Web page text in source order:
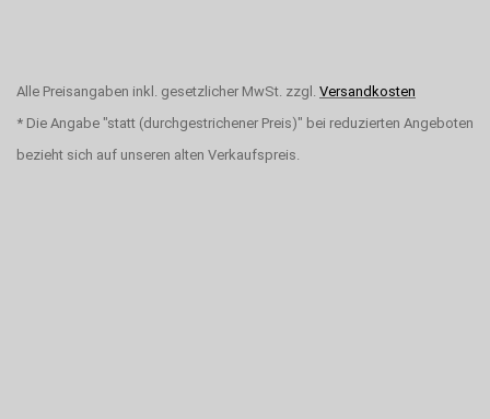
Alle Preisangaben inkl. gesetzlicher MwSt. zzgl. Versandkosten
* Die Angabe "statt (durchgestrichener Preis)" bei reduzierten Angeboten
bezieht sich auf unseren alten Verkaufspreis.